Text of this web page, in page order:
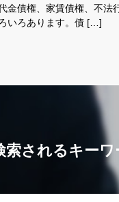
金債権、家賃債権、不法
いろあります。債 […]
索されるキーワ